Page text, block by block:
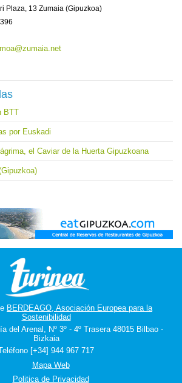
Plaza, 13 Zumaia (Gipuzkoa)
BTT
por Euskadi
el Caviar de la Huerta Gipuzkoana
BERDEAGO, Asociación Europea para la
Sostenibilidad
del Arenal, Nº 3º - 4º Trasera 48015 Bilbao -
Bizkaia
[+34] 944 967 717
Mapa Web
Politica de Privacidad